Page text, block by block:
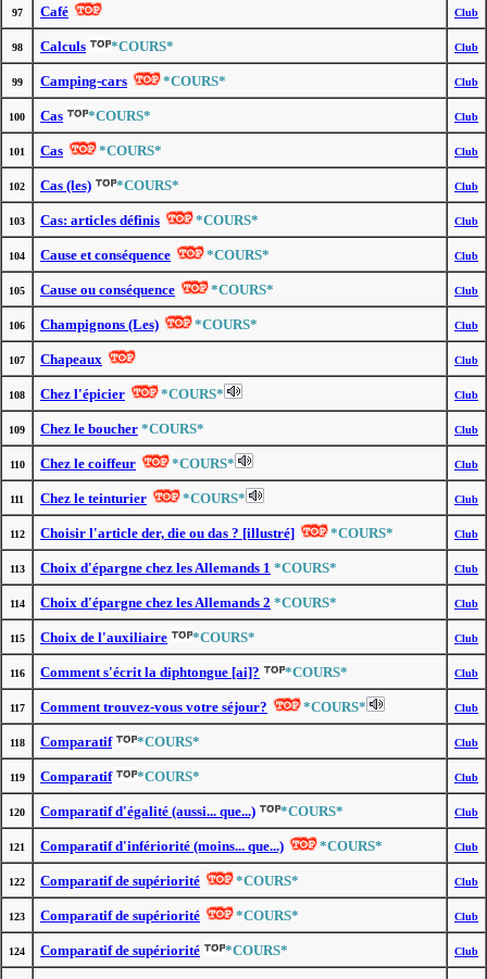
97 Café Club
98 Calculs *COURS* Club
99 Camping-cars *COURS* Club
100 Cas *COURS* Club
101 Cas *COURS* Club
102 Cas (les) *COURS* Club
103 Cas: articles définis *COURS* Club
104 Cause et conséquence *COURS* Club
105 Cause ou conséquence *COURS* Club
106 Champignons (Les) *COURS* Club
107 Chapeaux Club
108 Chez l'épicier *COURS* Club
109 Chez le boucher *COURS* Club
110 Chez le coiffeur *COURS* Club
111 Chez le teinturier *COURS* Club
112 Choisir l'article der, die ou das ? [illustré] *COURS* Club
113 Choix d'épargne chez les Allemands 1 *COURS* Club
114 Choix d'épargne chez les Allemands 2 *COURS* Club
115 Choix de l'auxiliaire *COURS* Club
116 Comment s'écrit la diphtongue [ai]? *COURS* Club
117 Comment trouvez-vous votre séjour? *COURS* Club
118 Comparatif *COURS* Club
119 Comparatif *COURS* Club
120 Comparatif d'égalité (aussi... que...) *COURS* Club
121 Comparatif d'infériorité (moins... que...) *COURS* Club
122 Comparatif de supériorité *COURS* Club
123 Comparatif de supériorité *COURS* Club
124 Comparatif de supériorité *COURS* Club